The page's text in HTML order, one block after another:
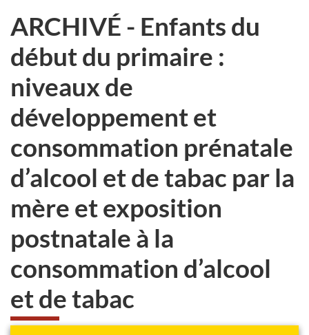
ARCHIVÉ - Enfants du
début du primaire :
niveaux de
développement et
consommation prénatale
d’alcool et de tabac par la
mère et exposition
postnatale à la
consommation d’alcool
et de tabac